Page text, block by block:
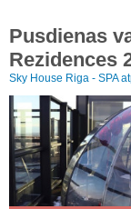
Pusdienas
Rezidences
Sky House Riga - SPA